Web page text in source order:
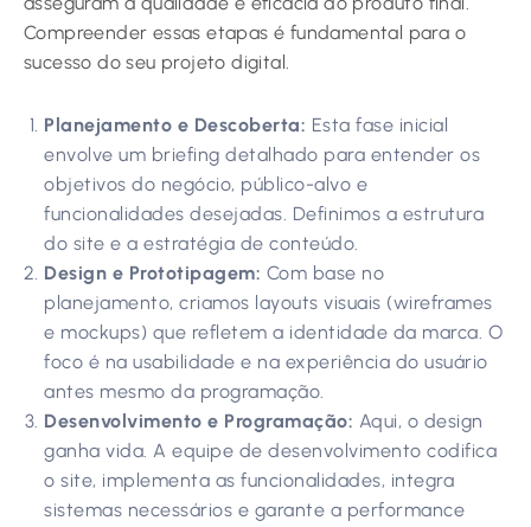
Compreender essas etapas é fundamental para o
sucesso do seu projeto digital.
Planejamento e Descoberta: Esta fase inicial
envolve um briefing detalhado para entender os
objetivos do negócio, público-alvo e
funcionalidades desejadas. Definimos a estrutura
do site e a estratégia de conteúdo.
Design e Prototipagem: Com base no
planejamento, criamos layouts visuais (wireframes
e mockups) que refletem a identidade da marca. O
foco é na usabilidade e na experiência do usuário
antes mesmo da programação.
Desenvolvimento e Programação: Aqui, o design
ganha vida. A equipe de desenvolvimento codifica
o site, implementa as funcionalidades, integra
sistemas necessários e garante a performance